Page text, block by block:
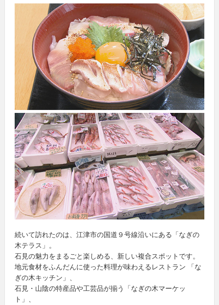
続いて訪れたのは、江津市の国道９号線沿いにある「なぎの
木テラス」。
石見の魅力をまるごと楽しめる、新しい複合スポットです。
地元食材をふんだんに使った料理が味わえるレストラン 「な
ぎの木キッチン」、
石見・山陰の特産品や工芸品が揃う「なぎの木マーケッ
ト」、